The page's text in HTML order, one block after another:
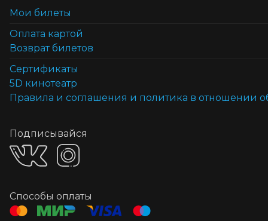
Мои билеты
Оплата картой
Возврат билетов
Cертификаты
5D кинотеатр
Правила и соглашения и политика в отношении
Подписывайся
Способы оплаты